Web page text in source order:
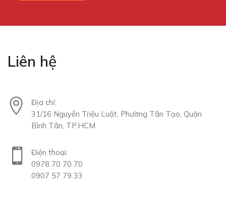
Liên hệ
Địa chỉ:
31/16 Nguyễn Triệu Luật, Phường Tân Tạo, Quận
Bình Tân, TP.HCM
Điện thoại:
0978 70 70 70
0907 57 79 33